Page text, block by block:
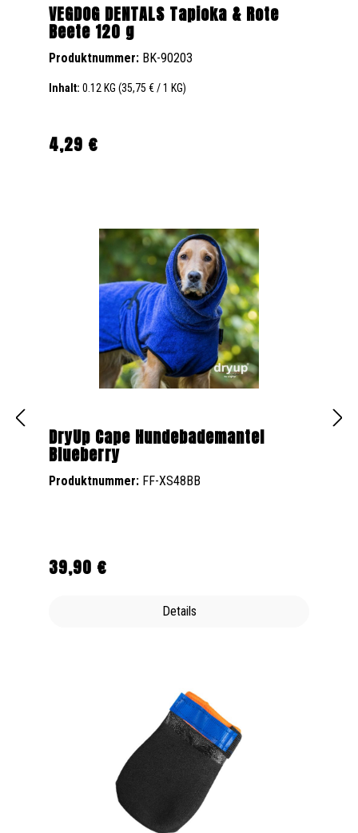
VEGDOG DENTALS Tapioka & Rote
Beete 120 g
Produktnummer: BK-90203
Inhalt: 0.12 KG (35,75 € / 1 KG)
Regulärer Preis:
4,29 €
DryUp Cape Hundebademantel
Blueberry
Produktnummer: FF-XS48BB
Regulärer Preis:
39,90 €
Details